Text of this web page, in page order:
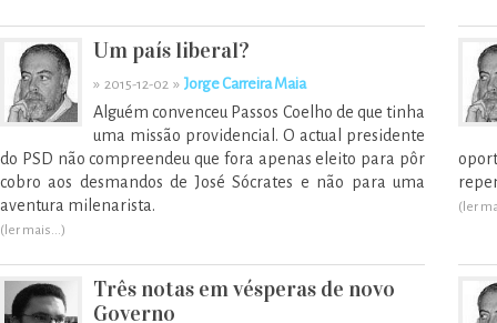
Um país liberal?
» 2015-12-02 » Jorge Carreira Maia
Alguém convenceu Passos Coelho de que tinha
uma missão providencial. O actual presidente
do PSD não compreendeu que fora apenas eleito para pôr
cobro aos desmandos de José Sócrates e não para uma
aventura milenarista.
(ler mais...)
(ler
Três notas em vésperas de novo
Governo